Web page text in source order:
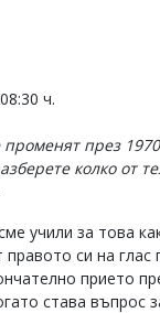
ч.
през
колко от
учили за това
си на глас
прието
става въпрос